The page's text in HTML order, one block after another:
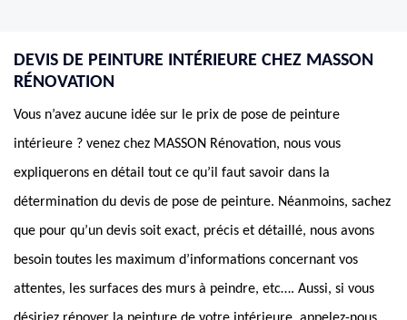
DEVIS DE PEINTURE INTÉRIEURE CHEZ MASSON
RÉNOVATION
Vous n’avez aucune idée sur le prix de pose de peinture
intérieure ? venez chez MASSON Rénovation, nous vous
expliquerons en détail tout ce qu’il faut savoir dans la
détermination du devis de pose de peinture. Néanmoins, sachez
que pour qu’un devis soit exact, précis et détaillé, nous avons
besoin toutes les maximum d’informations concernant vos
attentes, les surfaces des murs à peindre, etc…. Aussi, si vous